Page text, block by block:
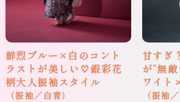
鮮烈ブルー×白のコント
ラストが美しい♡銀彩花
柄大人振袖スタイル
（振袖／白青）
甘すぎ
が“無
ワイト
（振袖／